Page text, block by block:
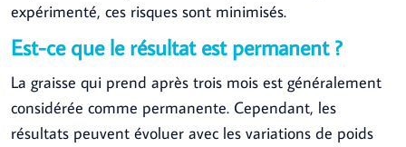
expérimenté, ces risques sont minimisés.
Est-ce que le résultat est permanent ?
La graisse qui prend après trois mois est généralement
considérée comme permanente. Cependant, les
résultats peuvent évoluer avec les variations de poids